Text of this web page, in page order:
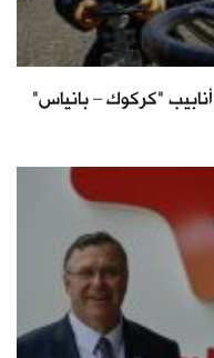
"كركوك – بانياس"